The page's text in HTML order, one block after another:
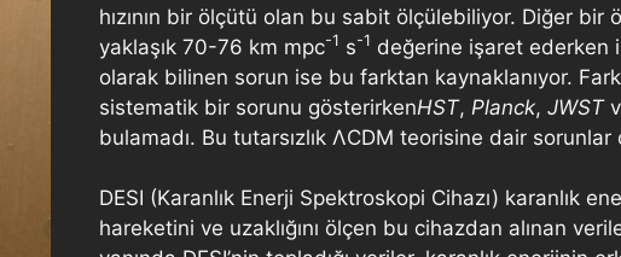
hızının bir ölçütü olan bu sabit ölçülebiliyor. Diğer
yaklaşık 70-76 km mpc-1 s-1 değerine işaret ederken
olarak bilinen sorun ise bu farktan kaynaklanıyor.
sistematik bir sorunu gösterirkenHST, Planck, JWST
bulamadı. Bu tutarsızlık ΛCDM teorisine dair
DESI (Karanlık Enerji Spektroskopi Cihazı) karanlık
hareketini ve uzaklığını ölçen bu cihazdan alınan